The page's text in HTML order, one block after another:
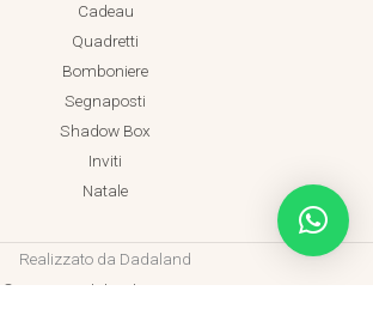
Cadeau
Quadretti
Bomboniere
Segnaposti
Shadow Box
Inviti
Natale
Realizzato da Dadaland
© 2026 Dadaland P.IVA 18038471001